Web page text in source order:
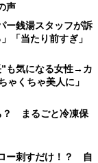
声
ー銭湯スタッフが訴
「当たり前すぎ」
も気になる女性→カ
ゃくちゃ美人に」
？ まるごと冷凍保
ー刺すだけ！？ 自